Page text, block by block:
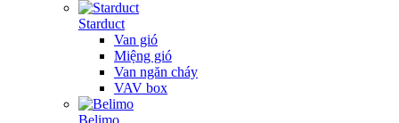
Starduct
Van gió
Miệng gió
Van ngăn cháy
VAV box
Belimo